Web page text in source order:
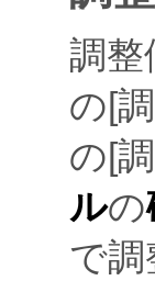
調整
の
の
ルの
で調